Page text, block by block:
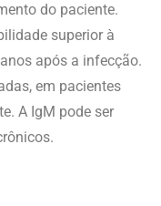
do paciente.
superior à
após a infecção.
em pacientes
A IgM pode ser